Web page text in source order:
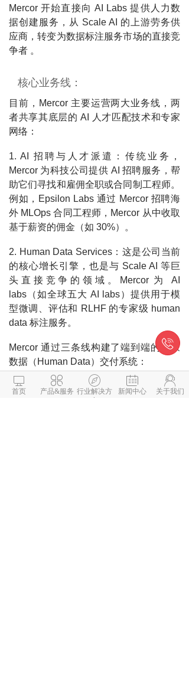
Mercor 开始直接向 AI Labs 提供人力数
据创建服务，从 Scale AI 的上游劳务供
应商，转变为数据标注服务市场的直接竞
争者 。
核心业务线：
目前，Mercor 主要运营两大业务线，两
者共享其底层的 AI 人才匹配技术和专家
网络：
1. AI 招聘与人才派遣：传统业务，
Mercor 为科技公司提供 AI 招聘服务，帮
助它们寻找和雇佣全职或合同制工程师。
例如，Epsilon Labs 通过 Mercor 招聘海
外 MLOps 合同工程师，Mercor 从中收取
基于薪资的佣金（如 30%）。
2. Human Data Services：这是公司当前
的核心增长引擎，也是与 Scale AI 等巨
头直接竞争的领域。Mercor 为 AI
labs（如全球五大 AI labs）提供用于模
型微调、评估和 RLHF 的专家级 human
data 标注服务。
Mercor 通过三条线构建了端到端的专家
数据（Human Data）交付系统：
1. 精英人才库（The Asset）：Mercor 的
核心资产是一个拥有超过 30 万名专家的

首页

产品&服务

行业解决方

新闻中心

关于我们
